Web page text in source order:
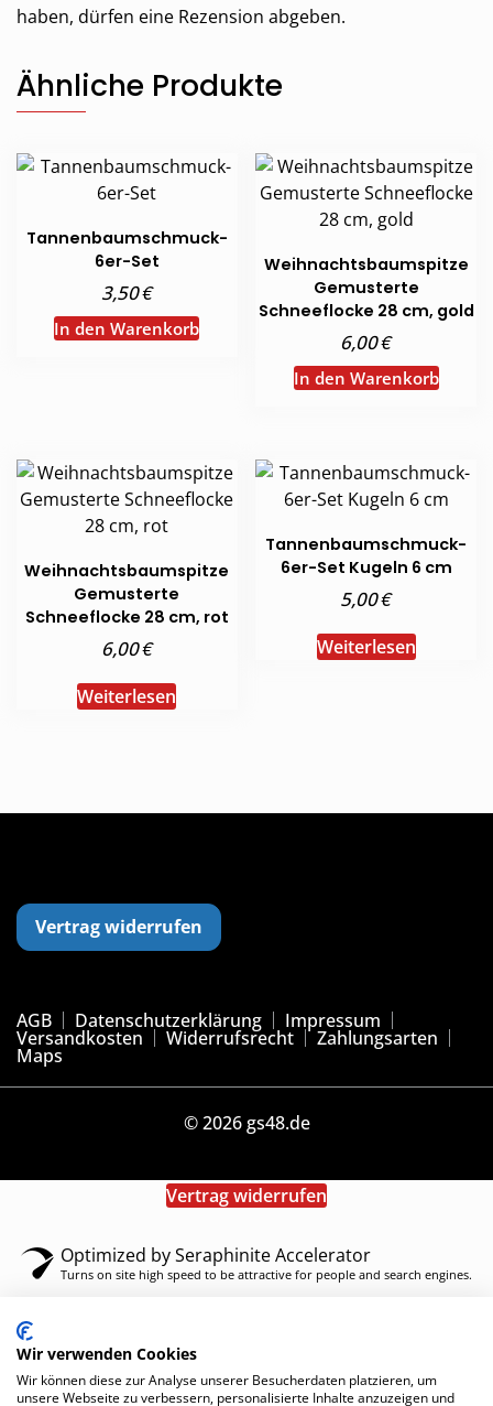
haben, dürfen eine Rezension abgeben.
Ähnliche Produkte
Tannenbaumschmuck-
6er-Set
3,50€
In den Warenkorb
Weihnachtsbaumspitze
Gemusterte
Schneeflocke 28 cm, gold
6,00€
In den Warenkorb
Weihnachtsbaumspitze
Gemusterte
Schneeflocke 28 cm, rot
6,00€
Weiterlesen
Tannenbaumschmuck-
6er-Set Kugeln 6 cm
5,00€
Weiterlesen
Vertrag widerrufen
AGB Datenschutzerklärung Impressum
Versandkosten Widerrufsrecht Zahlungsarten
Maps
© 2026 gs48.de
Vertrag widerrufen
Optimized by Seraphinite Accelerator
Turns on site high speed to be attractive for people and search engines.
Wir verwenden Cookies
Wir können diese zur Analyse unserer Besucherdaten platzieren, um
unsere Webseite zu verbessern, personalisierte Inhalte anzuzeigen und